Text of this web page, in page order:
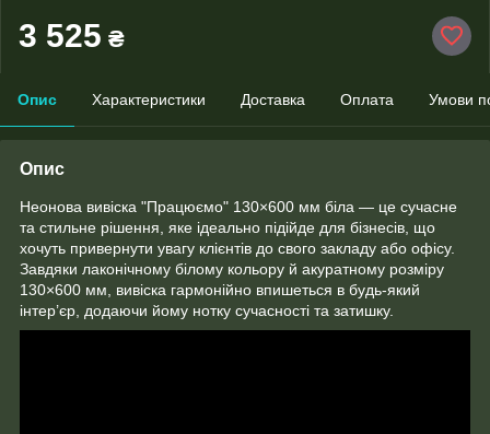
3 525 ₴
Опис Характеристики Доставка Оплата Умови
Опис
Неонова вивіска "Працюємо" 130×600 мм біла — це сучасне
та стильне рішення, яке ідеально підійде для бізнесів, що
хочуть привернути увагу клієнтів до свого закладу або офісу.
Завдяки лаконічному білому кольору й акуратному розміру
130×600 мм, вивіска гармонійно впишеться в будь-який
інтер’єр, додаючи йому нотку сучасності та затишку.